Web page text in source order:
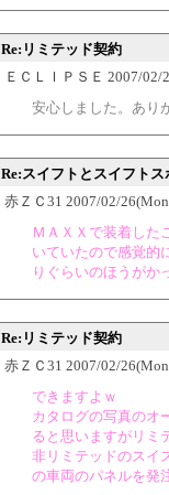
Re:リミテッド契約
ＥＣＬＩＰＳＥ 2007/02/
安心しました。あり
Re:スイフトとスイフトス
赤ＺＣ31 2007/02/
ＭＡＸＸで装着した
いていたので感覚的
りぐらいのほうがか
Re:リミテッド契約
赤ＺＣ31 2007/02/
できますよｗ
カタログの写真のオ
ると思いますがリミ
非リミテッドのスイ
の車両のパネルを発